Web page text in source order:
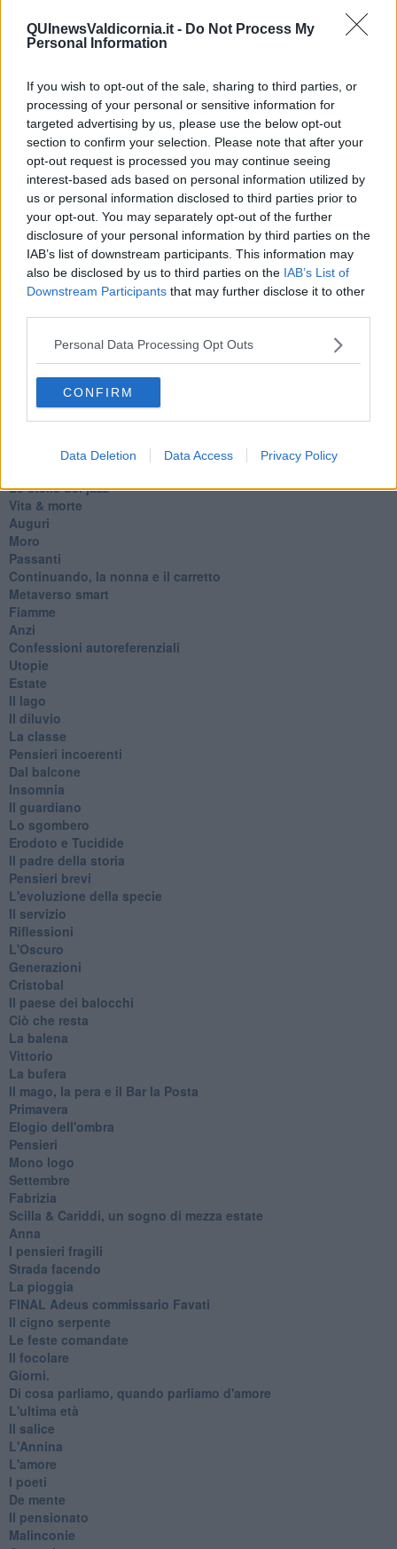
QUInewsValdicornia.it - Do Not Process My
Personal Information
If you wish to opt-out of the sale, sharing to third parties, or
processing of your personal or sensitive information for
targeted advertising by us, please use the below opt-out
section to confirm your selection. Please note that after your
opt-out request is processed you may continue seeing
interest-based ads based on personal information utilized by
us or personal information disclosed to third parties prior to
your opt-out. You may separately opt-out of the further
disclosure of your personal information by third parties on the
IAB’s list of downstream participants. This information may
also be disclosed by us to third parties on the IAB’s List of
Downstream Participants that may further disclose it to other
Personal Data Processing Opt Outs
CONFIRM
Data Deletion Data Access Privacy Policy
Coraçào
Charlie
Testamento & Commiato
Poeta
​La colpa - Memorie del commissario
Autunno
Gracias a la vida
Somnium
Fly me to the moon
Hop!
O sonho de um prisioneiro
Memòrias
Sto qui
Scrivi
Bestiario
​“D” come delitto
Belle lettere
Le parole
Le stelle del jazz
Vita & morte
Auguri
Moro
Passanti
Continuando, la nonna e il carretto
Metaverso smart
Fiamme
Anzi
Confessioni autoreferenziali
Utopie
Estate
Il lago
Il diluvio
La classe
Pensieri incoerenti
Dal balcone
Insomnia
Il guardiano
Lo sgombero
Erodoto e Tucidide
Il padre della storia
Pensieri brevi
L'evoluzione della specie
Il servizio
Riflessioni
L'Oscuro
Generazioni
Cristobal
Il paese dei balocchi
Ciò che resta
La balena
Vittorio
La bufera
Il mago, la pera e il Bar la Posta
Primavera
Elogio dell'ombra
Pensieri
Mono logo
Settembre
Fabrizia
​Scilla & Cariddi, un sogno di mezza estate
Anna
I pensieri fragili
Strada facendo
La pioggia
FINAL Adeus commissario Favati
Il cigno serpente
Le feste comandate
Il focolare
Giorni.
Di cosa parliamo, quando parliamo d'amore
L'ultima età
Il salice
L'Annina
L'amore
I poeti
De mente
Il pensionato
Malinconie